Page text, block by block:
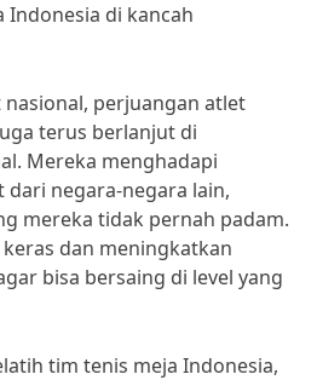
di kancah
perjuangan atlet
terus berlanjut di
Mereka menghadapi
dari negara-negara lain,
mereka tidak pernah padam.
dan meningkatkan
bisa bersaing di level yang
tim tenis meja Indonesia,